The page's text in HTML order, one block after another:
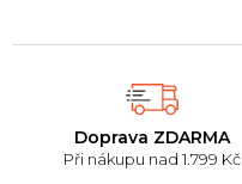
Doprava ZDARMA
Při nákupu nad 1.799 Kč